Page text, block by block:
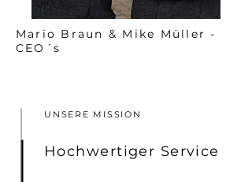
Mario Braun & Mike Müller -
CEO´s
UNSERE MISSION
Hochwertiger Service